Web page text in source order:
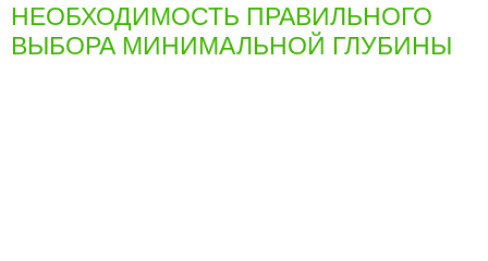
НЕОБХОДИМОСТЬ ПРАВИЛЬНОГО
ВЫБОРА МИНИМАЛЬНОЙ ГЛУБИНЫ